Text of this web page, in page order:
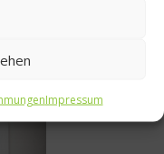
Impressum